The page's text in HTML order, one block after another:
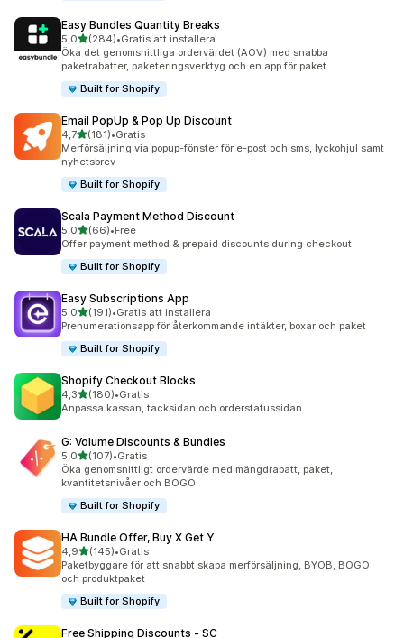
Easy Bundles Quantity Breaks
5,0av 5 stjärnor
(284)
284 recensioner totalt
•Gratis att installera
Öka det genomsnittliga ordervärdet (AOV) med snabba
paketrabatter, paketeringsverktyg och en app för paket
Built for Shopify
Email PopUp & Pop Up Discount
4,7av 5 stjärnor
(181)
181 recensioner totalt
•Gratis
Merförsäljning via popup-fönster för e-post och sms, lyckohjul samt
nyhetsbrev
Built for Shopify
Scala Payment Method Discount
5,0av 5 stjärnor
(66)
66 recensioner totalt
•Free
Offer payment method & prepaid discounts during checkout
Built for Shopify
Easy Subscriptions App
5,0av 5 stjärnor
(191)
191 recensioner totalt
•Gratis att installera
Prenumerationsapp för återkommande intäkter, boxar och paket
Built for Shopify
Shopify Checkout Blocks
4,3av 5 stjärnor
(180)
180 recensioner totalt
•Gratis
Anpassa kassan, tacksidan och orderstatussidan
G: Volume Discounts & Bundles
5,0av 5 stjärnor
(107)
107 recensioner totalt
•Gratis
Öka genomsnittligt ordervärde med mängdrabatt, paket,
kvantitetsnivåer och BOGO
Built for Shopify
HA Bundle Offer, Buy X Get Y
4,9av 5 stjärnor
(145)
145 recensioner totalt
•Gratis
Paketbyggare för att snabbt skapa merförsäljning, BYOB, BOGO
och produktpaket
Built for Shopify
Free Shipping Discounts ‑ SC